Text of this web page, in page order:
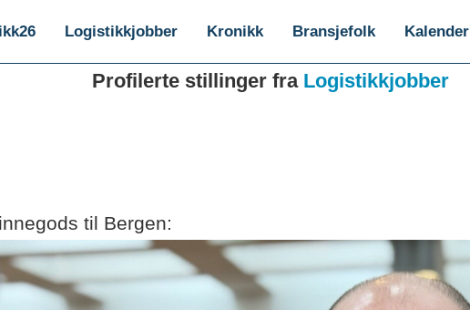
Logistikkjobber Kronikk Bransjefolk Kalender
Profilerte stillinger fra Logistikkjobber
til Bergen: